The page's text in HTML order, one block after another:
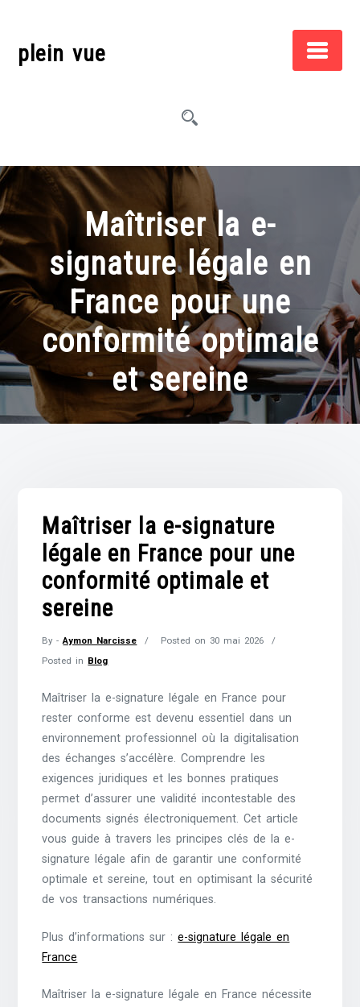
contentplein vue
Maîtriser la e-
signature légale en
France pour une
conformité optimale
et sereine
Maîtriser la e-signature
légale en France pour une
conformité optimale et
sereine
By -Aymon Narcisse Posted on 30 mai 2026
Posted in Blog
Maîtriser la e-signature légale en France pour
rester conforme est devenu essentiel dans un
environnement professionnel où la digitalisation
des échanges s’accélère. Comprendre les
exigences juridiques et les bonnes pratiques
permet d’assurer une validité incontestable des
documents signés électroniquement. Cet article
vous guide à travers les principes clés de la e-
signature légale afin de garantir une conformité
optimale et sereine, tout en optimisant la sécurité
de vos transactions numériques.
Plus d’informations sur :e-signature légale en
France
Maîtriser la e-signature légale en France nécessite